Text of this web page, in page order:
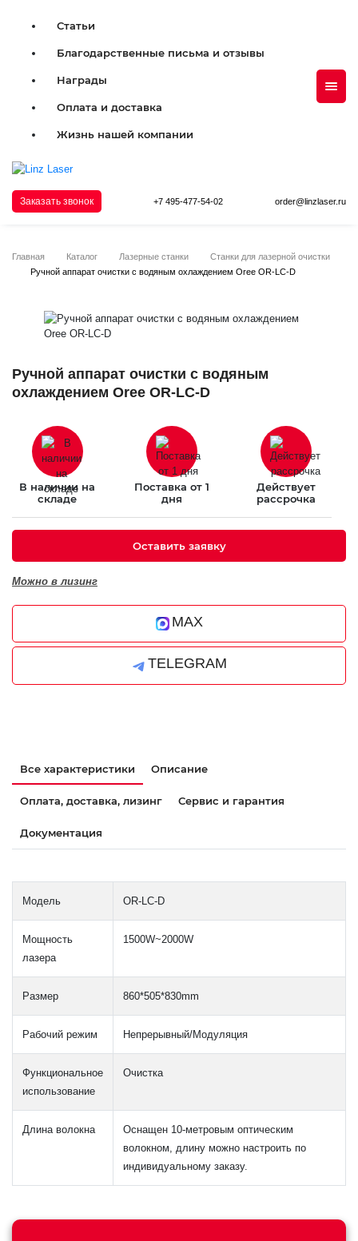
Статьи
Благодарственные письма и отзывы
Награды
Оплата и доставка
Жизнь нашей компании
Заказать звонок +7 495-477-54-02 order@linzlaser.ru
Главная Каталог Лазерные станки
Станки для лазерной очистки
Ручной аппарат очистки с водяным охлаждением Oree OR-LC-D
Ручной аппарат очистки с водяным
охлаждением Oree OR-LC-D
В наличии на
складе
Поставка от 1
дня
Действует
рассрочка
Оставить заявку
Можно в лизинг
MAX
TELEGRAM
Все характеристики Описание
Оплата, доставка, лизинг Сервис и гарантия
Документация
Модель OR-LC-D
Мощность
лазера
1500W~2000W
Размер 860*505*830mm
Рабочий режим Непрерывный/Модуляция
Функциональное
использование
Очистка
Длина волокна
Оснащен 10-метровым оптическим
волокном, длину можно настроить по
индивидуальному заказу.